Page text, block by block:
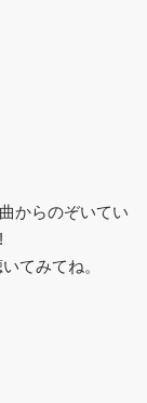
からのぞいてい
てみてね。